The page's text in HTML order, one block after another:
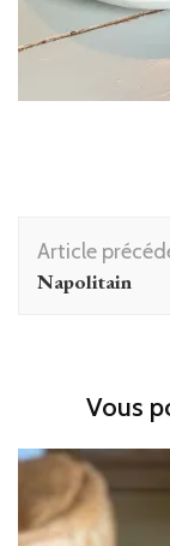
Navigation
d'article
Article
Napolitain
Vous